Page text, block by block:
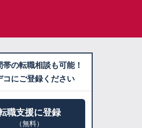
の転職相談も可能！
コにご登録ください
職支援に登録
（無料）